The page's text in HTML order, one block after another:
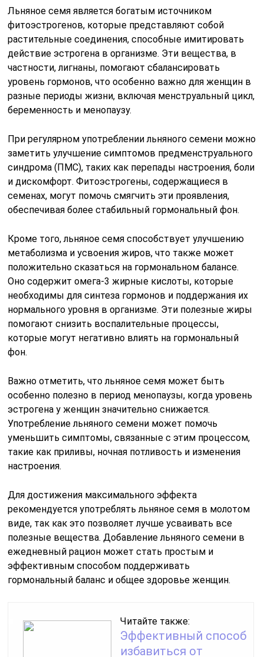
Льняное семя является богатым источником
фитоэстрогенов, которые представляют собой
растительные соединения, способные имитировать
действие эстрогена в организме. Эти вещества, в
частности, лигнаны, помогают сбалансировать
уровень гормонов, что особенно важно для женщин в
разные периоды жизни, включая менструальный цикл,
беременность и менопаузу.
При регулярном употреблении льняного семени можно
заметить улучшение симптомов предменструального
синдрома (ПМС), таких как перепады настроения, боли
и дискомфорт. Фитоэстрогены, содержащиеся в
семенах, могут помочь смягчить эти проявления,
обеспечивая более стабильный гормональный фон.
Кроме того, льняное семя способствует улучшению
метаболизма и усвоения жиров, что также может
положительно сказаться на гормональном балансе.
Оно содержит омега-3 жирные кислоты, которые
необходимы для синтеза гормонов и поддержания их
нормального уровня в организме. Эти полезные жиры
помогают снизить воспалительные процессы,
которые могут негативно влиять на гормональный
фон.
Важно отметить, что льняное семя может быть
особенно полезно в период менопаузы, когда уровень
эстрогена у женщин значительно снижается.
Употребление льняного семени может помочь
уменьшить симптомы, связанные с этим процессом,
такие как приливы, ночная потливость и изменения
настроения.
Для достижения максимального эффекта
рекомендуется употреблять льняное семя в молотом
виде, так как это позволяет лучше усваивать все
полезные вещества. Добавление льняного семени в
ежедневный рацион может стать простым и
эффективным способом поддерживать
гормональный баланс и общее здоровье женщин.
Читайте также:
Эффективный способ
избавиться от